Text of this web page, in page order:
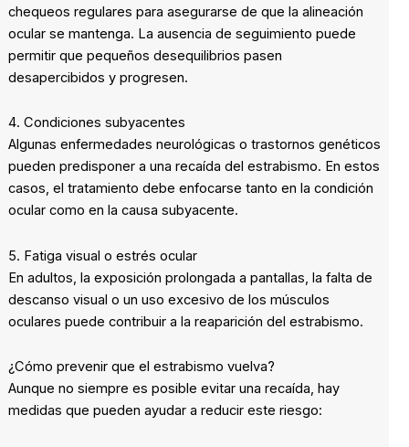
chequeos regulares para asegurarse de que la alineación
ocular se mantenga. La ausencia de seguimiento puede
permitir que pequeños desequilibrios pasen
desapercibidos y progresen.
4. Condiciones subyacentes
Algunas enfermedades neurológicas o trastornos genéticos
pueden predisponer a una recaída del estrabismo. En estos
casos, el tratamiento debe enfocarse tanto en la condición
ocular como en la causa subyacente.
5. Fatiga visual o estrés ocular
En adultos, la exposición prolongada a pantallas, la falta de
descanso visual o un uso excesivo de los músculos
oculares puede contribuir a la reaparición del estrabismo.
¿Cómo prevenir que el estrabismo vuelva?
Aunque no siempre es posible evitar una recaída, hay
medidas que pueden ayudar a reducir este riesgo: